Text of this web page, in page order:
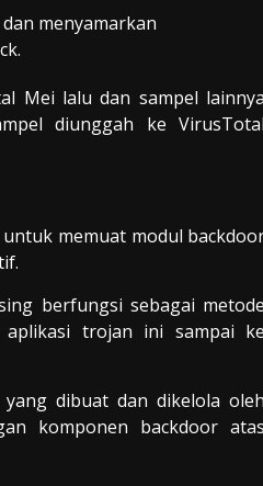
menyamarkan
Mei lalu dan sampel lainnya
diunggah ke VirusTotal
memuat modul
berfungsi sebagai metode
aplikasi trojan ini sampai ke
dibuat dan dikelola oleh
komponen backdoor atas